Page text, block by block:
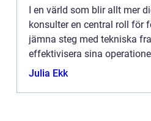
I en värld som blir allt mer
konsulter en central roll för
jämna steg med tekniska
effektivisera sina
kombinerar teknisk expertis
Julia Ekk